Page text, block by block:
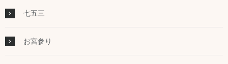
七五三
お宮参り